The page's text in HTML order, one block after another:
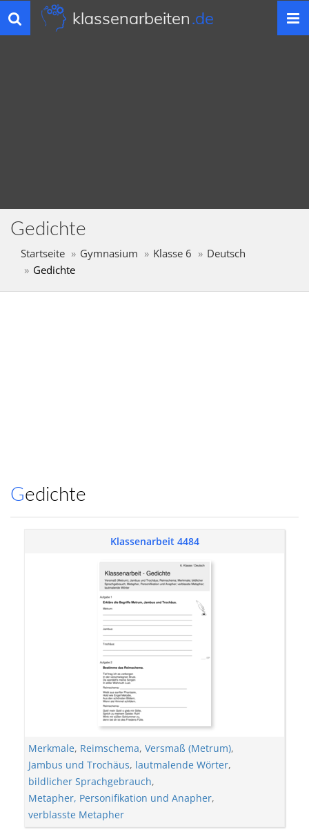
Toggle
navigation
klassenarbeiten.de
Gedichte
Startseite Gymnasium Klasse 6
Deutsch
Gedichte
Gedichte
Klassenarbeit 4484
Merkmale, Reimschema, Versmaß (Metrum),
Jambus und Trochäus, lautmalende Wörter,
bildlicher Sprachgebrauch,
Metapher, Personifikation und Anapher,
verblasste Metapher